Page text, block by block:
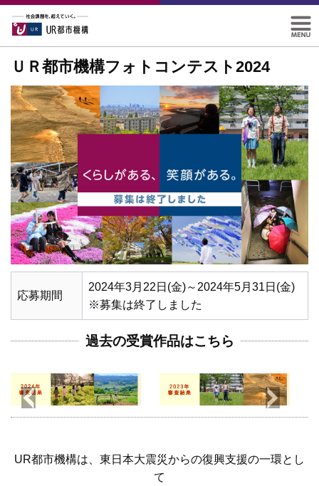
ＵＲ都市機構フォトコンテスト2024
応募期間
2024年3月22日(金)～2024年5月31日(金)
※募集は終了しました
過去の受賞作品はこちら
UR都市機構は、東日本大震災からの復興支援の一環とし
て